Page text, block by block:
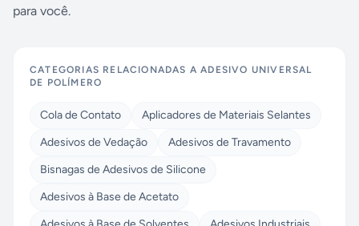
para você.
CATEGORIAS RELACIONADAS AADESIVO UNIVERSAL
DE POLÍMERO
Cola de Contato
Aplicadores de Materiais Selantes
Adesivos de Vedação
Adesivos de Travamento
Bisnagas de Adesivos de Silicone
Adesivos à Base de Acetato